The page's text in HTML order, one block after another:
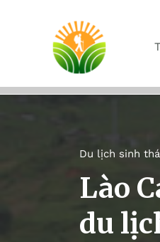
Du lịch sinh
Lào
du